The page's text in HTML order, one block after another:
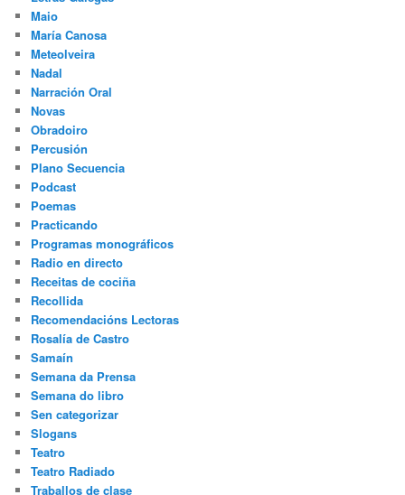
Maio
María Canosa
Meteolveira
Nadal
Narración Oral
Novas
Obradoiro
Percusión
Plano Secuencia
Podcast
Poemas
Practicando
Programas monográficos
Radio en directo
Receitas de cociña
Recollida
Recomendacións Lectoras
Rosalía de Castro
Samaín
Semana da Prensa
Semana do libro
Sen categorizar
Slogans
Teatro
Teatro Radiado
Traballos de clase